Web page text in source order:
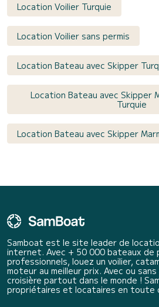
Location Voilier Turquie
Location Voilier sans permis
Location Bateau avec Skipper
Location Bateau avec Skipper
Turquie
Location Bateau avec Skipper
Samboat est le site leader de
internet. Avec + 50 000 bateaux de
professionnels, louez un voilier,
moteur au meilleur prix. Avec ou
croisière partout dans le monde !
propriétaires et locataires en toute